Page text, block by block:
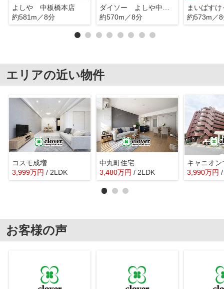
よしや 中板橋本店
約581m／8分
約570m／8分
約573m／
エリアの近い物件
コスモ成増
3,999万円 / 2LDK
中丸町住宅
3,480万円 / 2LDK 3,990万円
お客様の声